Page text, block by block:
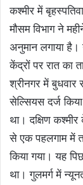
कश्मीर में
मौसम विभाग ने
अनुमान लगाया है।
केंद्रों पर रात का
श्रीनगर में बुधवार
सेल्सियस दर्ज
था। दक्षिण
से एक पहलगाम में
किया गया। यह
था। गुलमर्ग में